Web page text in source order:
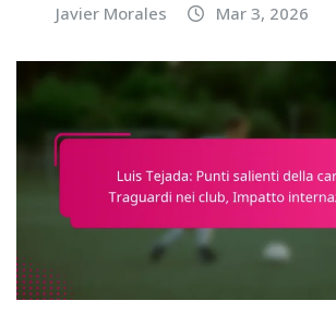
Javier Morales Mar 3, 2026